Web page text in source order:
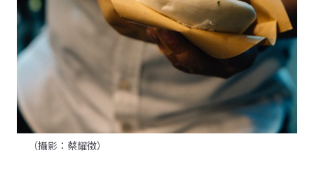
（攝影：蔡耀徵）